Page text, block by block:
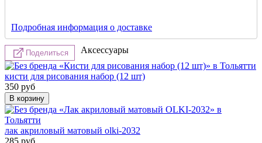
Подробная информация о доставке
Поделиться Аксессуары
кисти для рисования набор (12 шт)
350 руб
лак акриловый матовый olki-2032